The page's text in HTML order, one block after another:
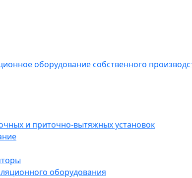
оборудование собственного
и приточно-вытяжных установок
оборудования